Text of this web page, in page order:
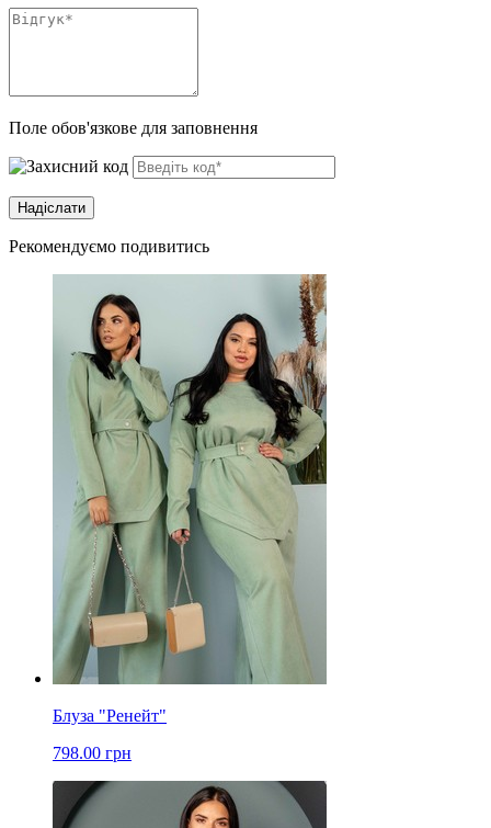
Поле обов'язкове для заповнення
Рекомендуємо подивитись
Блуза "Ренейт"
798.00 грн